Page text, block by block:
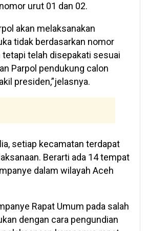
urut 01 dan 02.
akan melaksanakan
tidak berdasarkan nomor
tetapi telah disepakati sesuai
Parpol pendukung calon
presiden,”jelasnya.
setiap kecamatan terdapat
Berarti ada 14 tempat
dalam wilayah Aceh
Rapat Umum pada salah
dengan cara pengundian